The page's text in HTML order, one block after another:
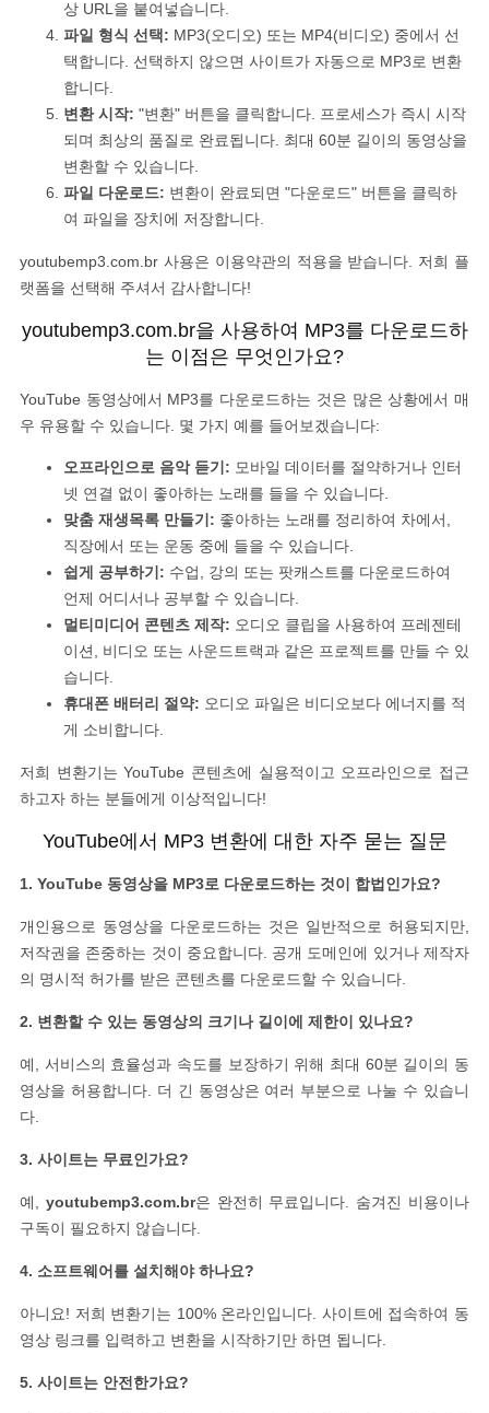
상 URL을 붙여넣습니다.
파일 형식 선택: MP3(오디오) 또는 MP4(비디오) 중에서 선
택합니다. 선택하지 않으면 사이트가 자동으로 MP3로 변환
합니다.
변환 시작: "변환" 버튼을 클릭합니다. 프로세스가 즉시 시작
되며 최상의 품질로 완료됩니다. 최대 60분 길이의 동영상을
변환할 수 있습니다.
파일 다운로드: 변환이 완료되면 "다운로드" 버튼을 클릭하
여 파일을 장치에 저장합니다.
youtubemp3.com.br 사용은 이용약관의 적용을 받습니다. 저희 플
랫폼을 선택해 주셔서 감사합니다!
youtubemp3.com.br을 사용하여 MP3를 다운로드하
는 이점은 무엇인가요?
YouTube 동영상에서 MP3를 다운로드하는 것은 많은 상황에서 매
우 유용할 수 있습니다. 몇 가지 예를 들어보겠습니다:
오프라인으로 음악 듣기: 모바일 데이터를 절약하거나 인터
넷 연결 없이 좋아하는 노래를 들을 수 있습니다.
맞춤 재생목록 만들기: 좋아하는 노래를 정리하여 차에서,
직장에서 또는 운동 중에 들을 수 있습니다.
쉽게 공부하기: 수업, 강의 또는 팟캐스트를 다운로드하여
언제 어디서나 공부할 수 있습니다.
멀티미디어 콘텐츠 제작: 오디오 클립을 사용하여 프레젠테
이션, 비디오 또는 사운드트랙과 같은 프로젝트를 만들 수 있
습니다.
휴대폰 배터리 절약: 오디오 파일은 비디오보다 에너지를 적
게 소비합니다.
저희 변환기는 YouTube 콘텐츠에 실용적이고 오프라인으로 접근
하고자 하는 분들에게 이상적입니다!
YouTube에서 MP3 변환에 대한 자주 묻는 질문
1. YouTube 동영상을 MP3로 다운로드하는 것이 합법인가요?
개인용으로 동영상을 다운로드하는 것은 일반적으로 허용되지만,
저작권을 존중하는 것이 중요합니다. 공개 도메인에 있거나 제작자
의 명시적 허가를 받은 콘텐츠를 다운로드할 수 있습니다.
2. 변환할 수 있는 동영상의 크기나 길이에 제한이 있나요?
예, 서비스의 효율성과 속도를 보장하기 위해 최대 60분 길이의 동
영상을 허용합니다. 더 긴 동영상은 여러 부분으로 나눌 수 있습니
다.
3. 사이트는 무료인가요?
예, youtubemp3.com.br은 완전히 무료입니다. 숨겨진 비용이나
구독이 필요하지 않습니다.
4. 소프트웨어를 설치해야 하나요?
아니요! 저희 변환기는 100% 온라인입니다. 사이트에 접속하여 동
영상 링크를 입력하고 변환을 시작하기만 하면 됩니다.
5. 사이트는 안전한가요?